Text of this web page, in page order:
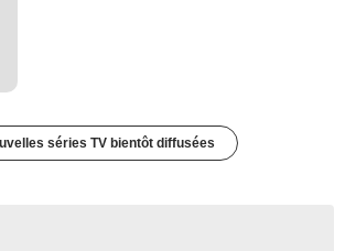
séries TV bientôt diffusées